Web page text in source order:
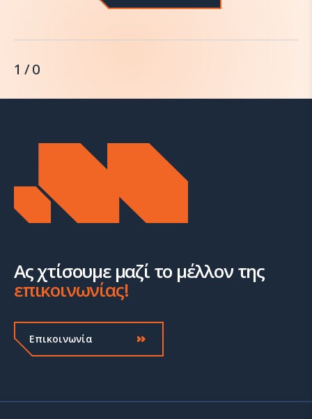
1 / 0
Ας χτίσουμε μαζί το μέλλον της
επικοινωνίας!
Επικοινωνία